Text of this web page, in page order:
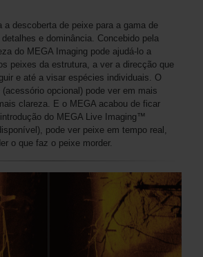
a descoberta de peixe para a gama de
e dominância. Concebido pela
do MEGA Imaging pode ajudá-lo a
peixes da estrutura, a ver a direcção que
e até a visar espécies individuais. O
opcional) pode ver em mais
clareza. E o MEGA acabou de ficar
do MEGA Live Imaging™️
pode ver peixe em tempo real,
o que faz o peixe morder.